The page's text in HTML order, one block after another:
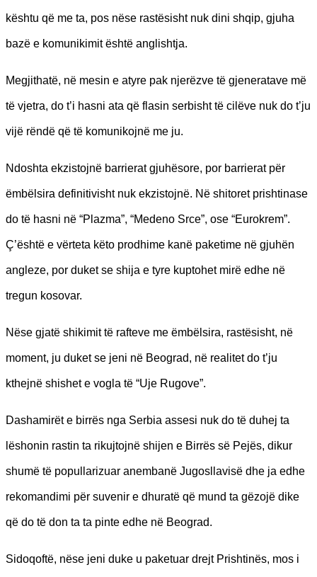
kështu që me ta, pos nëse rastësisht nuk dini shqip, gjuha
bazë e komunikimit është anglishtja.
Megjithatë, në mesin e atyre pak njerëzve të gjeneratave më
të vjetra, do t’i hasni ata që flasin serbisht të cilëve nuk do t’ju
vijë rëndë që të komunikojnë me ju.
Ndoshta ekzistojnë barrierat gjuhësore, por barrierat për
ëmbëlsira definitivisht nuk ekzistojnë. Në shitoret prishtinase
do të hasni në “Plazma”, “Medeno Srce”, ose “Eurokrem”.
Ç’është e vërteta këto prodhime kanë paketime në gjuhën
angleze, por duket se shija e tyre kuptohet mirë edhe në
tregun kosovar.
Nëse gjatë shikimit të rafteve me ëmbëlsira, rastësisht, në
moment, ju duket se jeni në Beograd, në realitet do t’ju
kthejnë shishet e vogla të “Uje Rugove”.
Dashamirët e birrës nga Serbia assesi nuk do të duhej ta
lëshonin rastin ta rikujtojnë shijen e Birrës së Pejës, dikur
shumë të popullarizuar anembanë Jugosllavisë dhe ja edhe
rekomandimi për suvenir e dhuratë që mund ta gëzojë dike
që do të don ta ta pinte edhe në Beograd.
Sidoqoftë, nëse jeni duke u paketuar drejt Prishtinës, mos i